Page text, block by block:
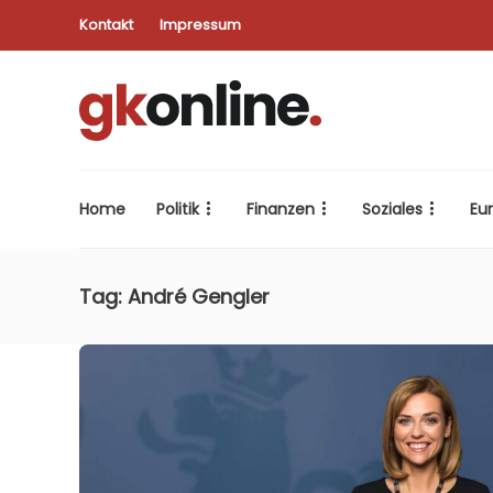
Kontakt Impressum
Home Politik Finanzen Soziales
Tag: André Gengler